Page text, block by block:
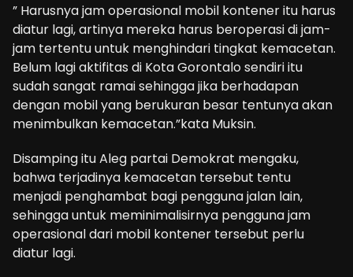
” Harusnya jam operasional mobil kontener itu harus
diatur lagi, artinya mereka harus beroperasi di jam-
jam tertentu untuk menghindari tingkat kemacetan.
Belum lagi aktifitas di Kota Gorontalo sendiri itu
sudah sangat ramai sehingga jika berhadapan
dengan mobil yang berukuran besar tentunya akan
menimbulkan kemacetan.”kata Muksin.
Disamping itu Aleg partai Demokrat mengaku,
bahwa terjadinya kemacetan tersebut tentu
menjadi penghambat bagi pengguna jalan lain,
sehingga untuk meminimalisirnya pengguna jam
operasional dari mobil kontener tersebut perlu
diatur lagi.